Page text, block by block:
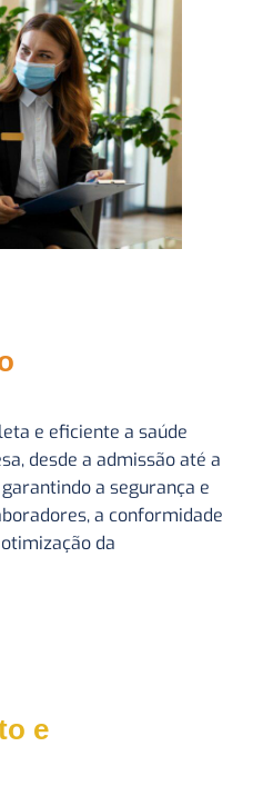
e eficiente a saúde
desde a admissão até a
a segurança e
a conformidade
da
e